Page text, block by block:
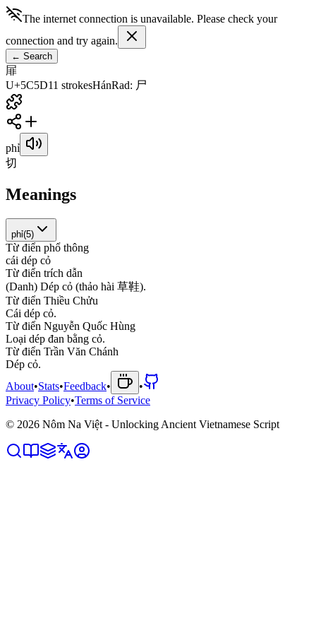
The internet connection is unavailable. Please check your
connection and try again.
← Search
屝
U+5C5D11 strokesHánRad: 尸
phỉ
切
Meanings
phỉ(5)
Từ điển phổ thông
cái dép cỏ
Từ điển trích dẫn
(Danh) Dép cỏ (thảo hài 草鞋).
Từ điển Thiều Chửu
Cái dép cỏ.
Từ điển Nguyễn Quốc Hùng
Loại dép đan bằng cỏ.
Từ điển Trần Văn Chánh
Dép cỏ.
About•Stats•Feedback•
•
Privacy Policy•Terms of Service
© 2026 Nôm Na Việt - Unlocking Ancient Vietnamese Script